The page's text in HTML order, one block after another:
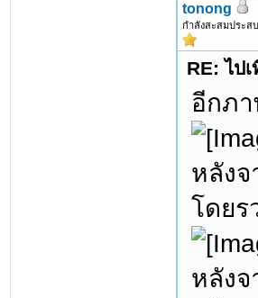
tonong
กำลังสะสมประส
RE: ไป
อีกภ
หลัง
โดยร
หลังจ